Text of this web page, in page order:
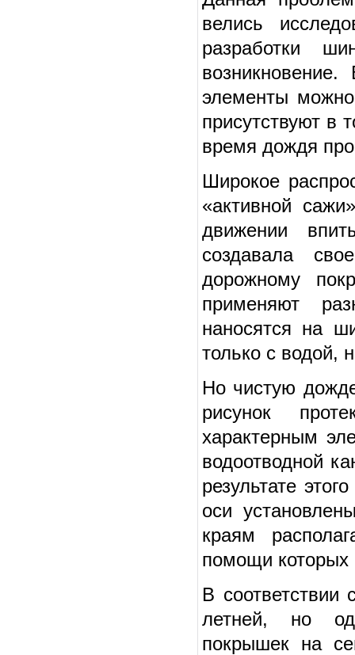
велись
разработки
элементы
присутствуют в
время дождя
Широкое
«активной
движении
создавала
дорожному
применяют
наносятся на
только с водой,
Но чистую
рисунок
характерным
водоотводной
результате
оси
краям
помощи которых
В соответствии
летней, но
покрышек на